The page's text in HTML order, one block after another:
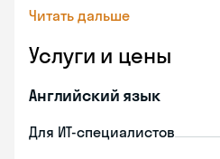
Читать дальше
Услуги и цены
Английский язык
Для ИТ-специалистов